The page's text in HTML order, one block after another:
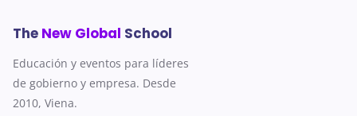
The New Global School
Educación y eventos para líderes
de gobierno y empresa. Desde
2010, Viena.